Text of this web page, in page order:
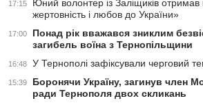
17:15
Юний волонтер із Заліщиків
жертовність і любов до України»
17:00
Понад рік вважався зниклим
загибель воїна з Тернопільщини
16:48 У Тернополі зафіксували черговий
15:39
Боронячи Україну, загинув член
ради Тернополя двох скликань